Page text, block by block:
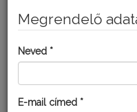
A nitrogén hiánya miatt a
levelek sárgulni kedenek,
egyformán érinti a
a télre, fagyérzékeny
Megrendelő
Neved *
E-mail címed *